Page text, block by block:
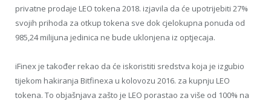
privatne prodaje LEO tokena 2018. izjavila da će upotrijebiti 27%
svojih prihoda za otkup tokena sve dok cjelokupna ponuda od
985,24 milijuna jedinica ne bude uklonjena iz optjecaja.
iFinex je također rekao da će iskoristiti sredstva koja je izgubio
tijekom hakiranja Bitfinexa u kolovozu 2016. za kupnju LEO
tokena. To objašnjava zašto je LEO porastao za više od 100% na